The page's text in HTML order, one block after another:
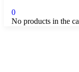
0
No products in the